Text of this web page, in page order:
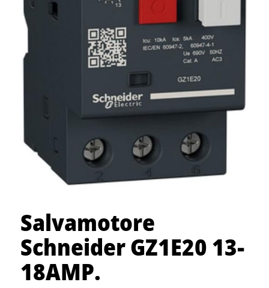
Salvamotore
Schneider GZ1E20 13-
18AMP.